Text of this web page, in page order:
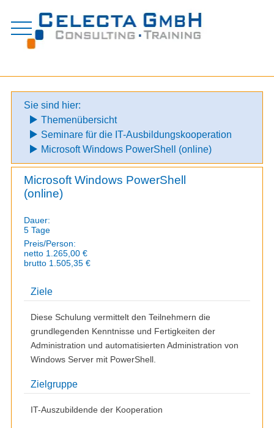
Inhalt
springenSie sind hier:
Themenübersicht
Seminare für die IT-Ausbildungskooperation
Microsoft Windows PowerShell (online)
Microsoft Windows PowerShell
(online)
Dauer:
5 Tage
Preis/Person:
netto 1.265,00 €
brutto 1.505,35 €
Ziele
Diese Schulung vermittelt den Teilnehmern die
grundlegenden Kenntnisse und Fertigkeiten der
Administration und automatisierten Administration von
Windows Server mit PowerShell.
Zielgruppe
IT-Auszubildende der Kooperation